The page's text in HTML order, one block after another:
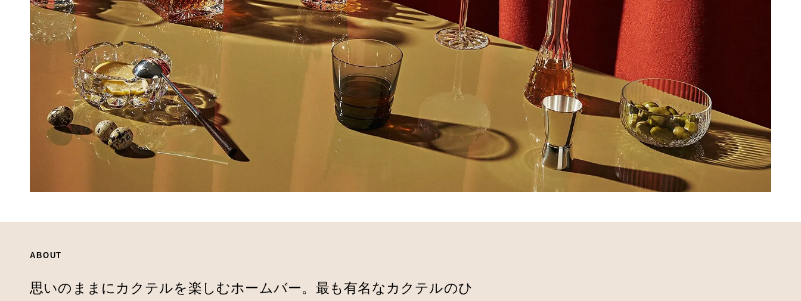
ABOUT
思いのままにカクテルを楽しむホームバー。最も有名なカクテルのひ